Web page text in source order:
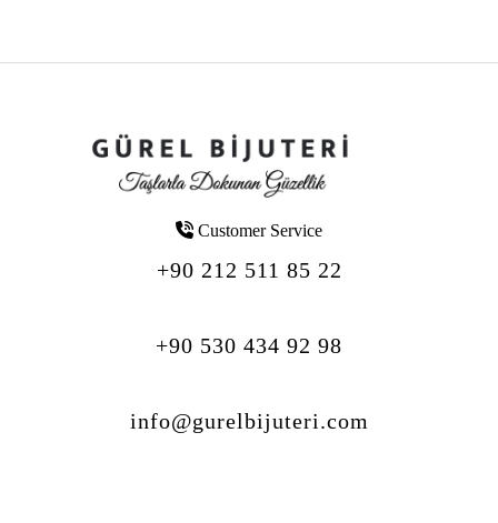
Customer Service
+90 212 511 85 22
+90 530 434 92 98
info@gurelbijuteri.com